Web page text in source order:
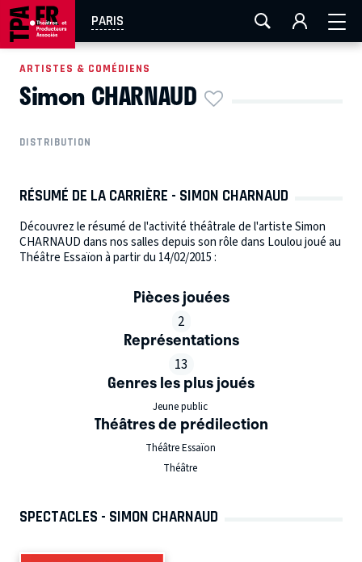
PARIS
AIX-MARSEILLE LA ROCHELLE
EN TOURNÉE
ARTISTES & COMÉDIENS
Simon CHARNAUD
DISTRIBUTION
RÉSUMÉ DE LA CARRIÈRE - SIMON CHARNAUD
Découvrez le résumé de l'activité théâtrale de l'artiste Simon
CHARNAUD dans nos salles depuis son rôle dans Loulou joué au
Théâtre Essaïon à partir du 14/02/2015 :
Pièces jouées
2
Représentations
13
Genres les plus joués
Jeune public
Théâtres de prédilection
Théâtre Essaïon
Théâtre
SPECTACLES - SIMON CHARNAUD